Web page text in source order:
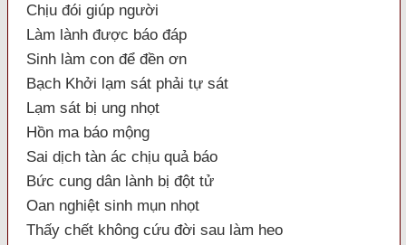
Chịu đói giúp người
Làm lành được báo đáp
Sinh làm con để đền ơn
Bạch Khởi lạm sát phải tự sát
Lạm sát bị ung nhọt
Hồn ma báo mộng
Sai dịch tàn ác chịu quả báo
Bức cung dân lành bị đột tử
Oan nghiệt sinh mụn nhọt
Thấy chết không cứu đời sau làm heo